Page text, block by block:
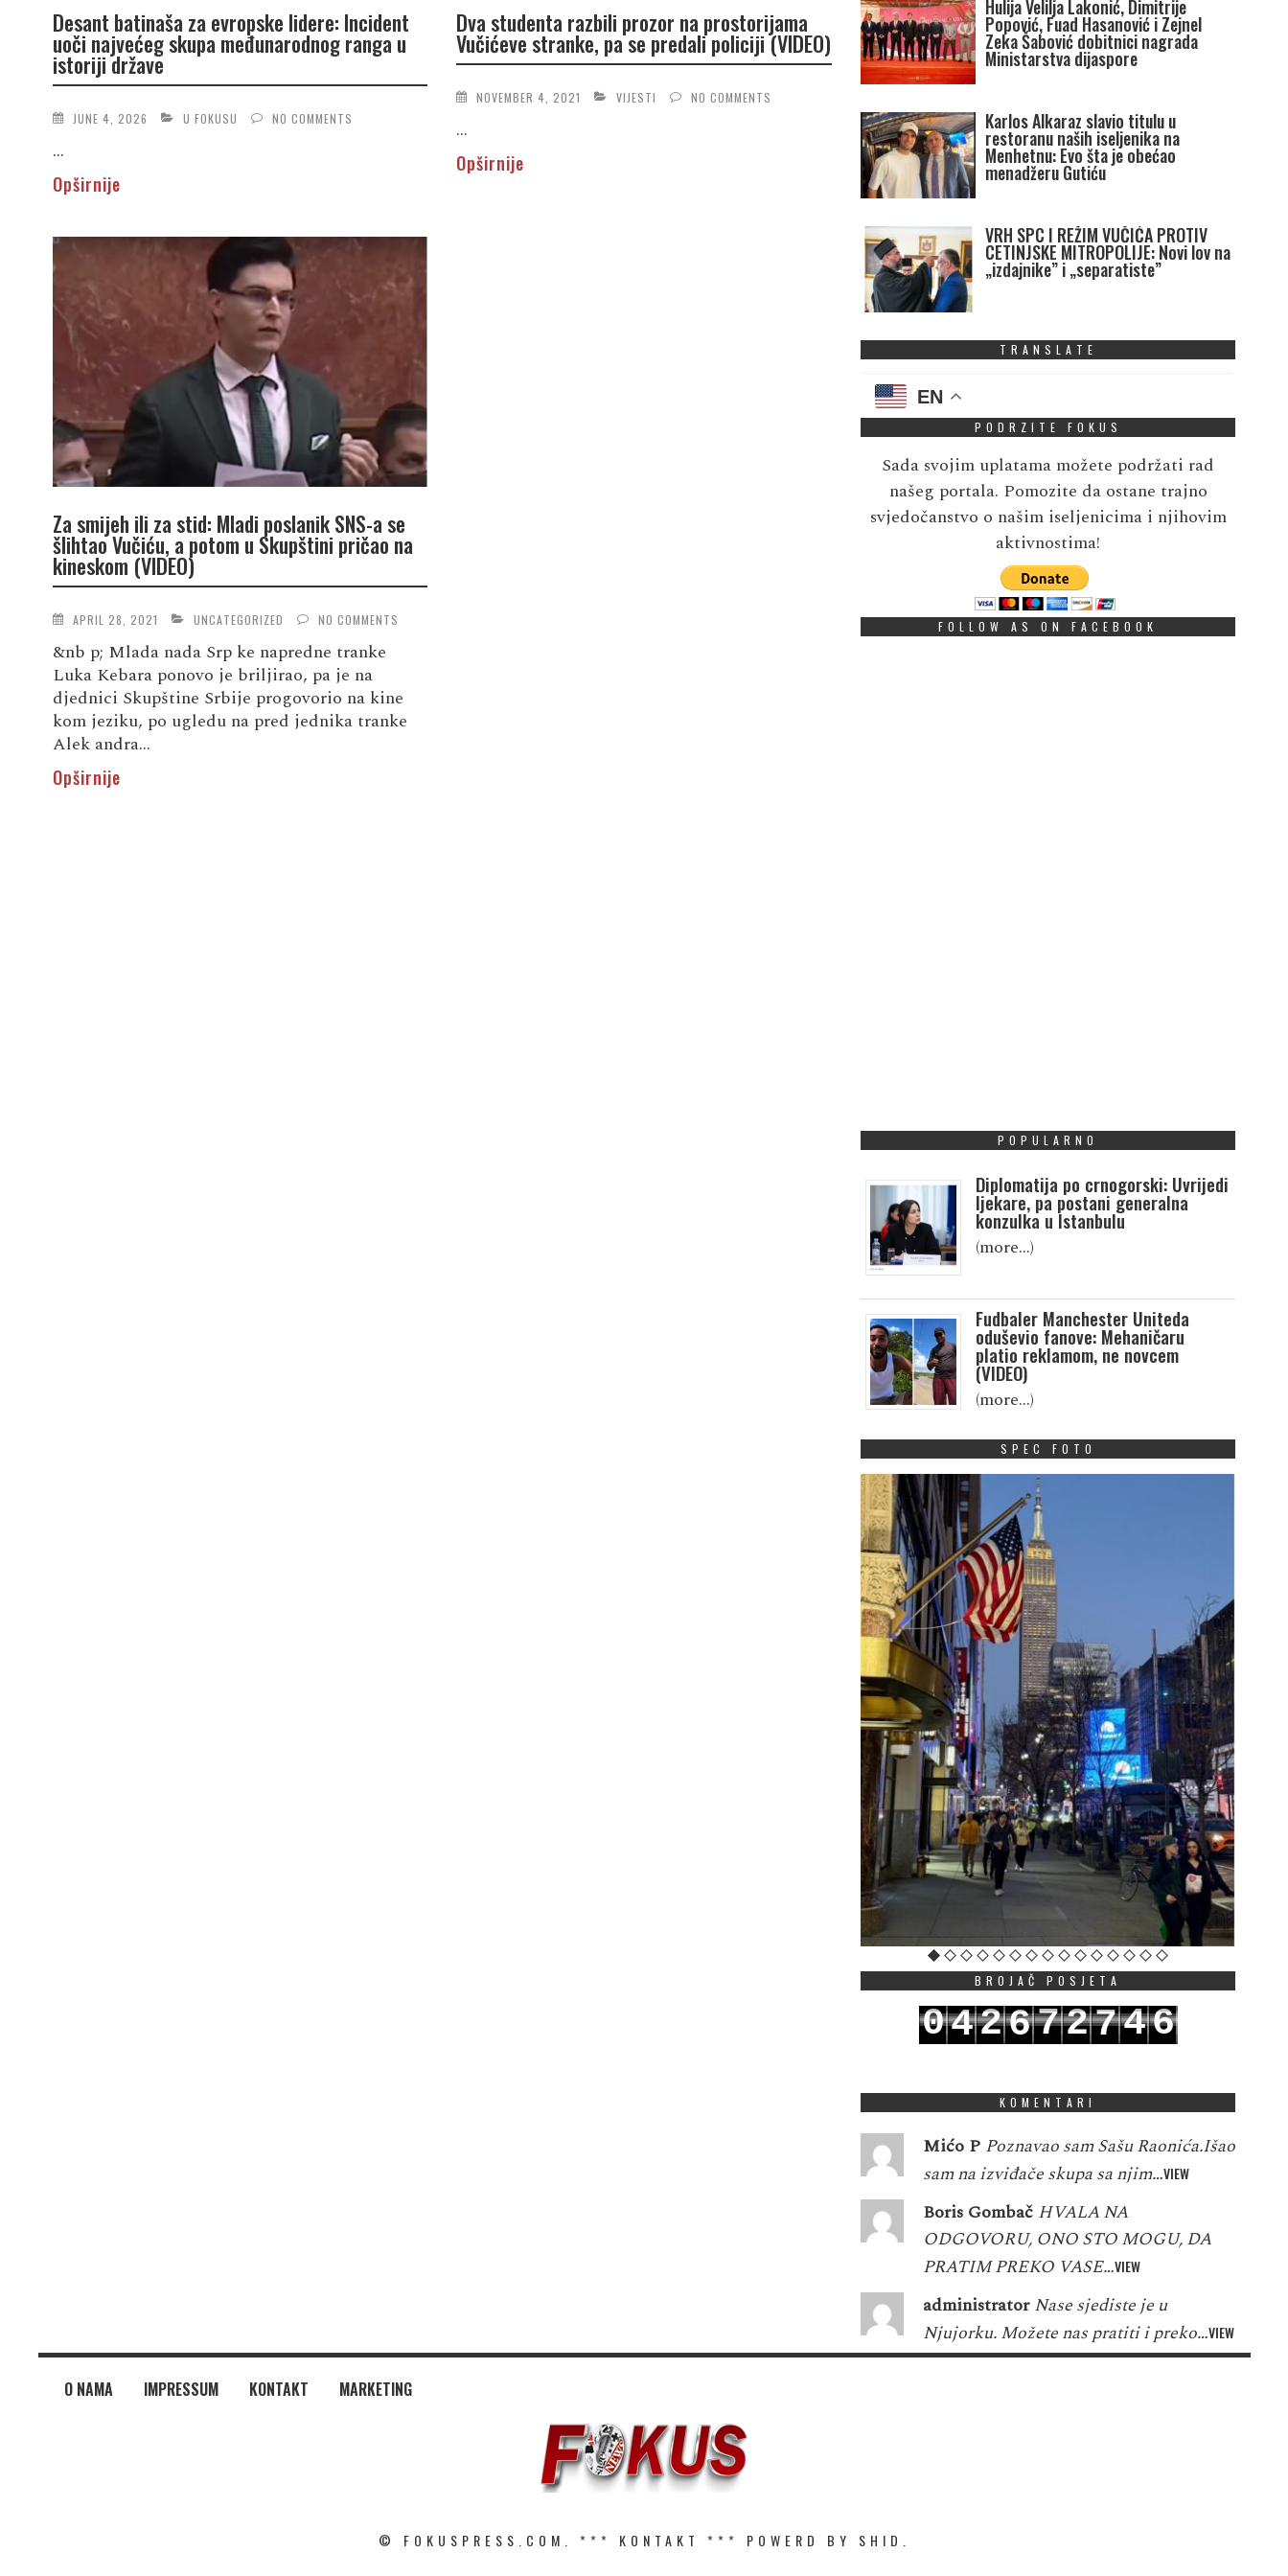
Desant batinaša za evropske lidere: Incident
uoči najvećeg skupa međunarodnog ranga u
istoriji države
JUNE 4, 2026 U FOKUSU NO COMMENTS
...
Opširnije
Dva studenta razbili prozor na prostorijama
Vučićeve stranke, pa se predali policiji (VIDEO)
NOVEMBER 4, 2021 VIJESTI NO COMMENTS
...
Opširnije
Za smijeh ili za stid: Mladi poslanik SNS-a se
šlihtao Vučiću, a potom u Skupštini pričao na
kineskom (VIDEO)
APRIL 28, 2021 UNCATEGORIZED NO COMMENTS
&nb p; Mlada nada Srp ke napredne tranke
Luka Kebara ponovo je briljirao, pa je na
djednici Skupštine Srbije progovorio na kine
kom jeziku, po ugledu na pred jednika tranke
Alek andra...
Opširnije
Hulija Velilja Lakonić, Dimitrije
Popović, Fuad Hasanović i Zejnel
Zeka Šabović dobitnici nagrada
Ministarstva dijaspore
Karlos Alkaraz slavio titulu u
restoranu naših iseljenika na
Menhetnu: Evo šta je obećao
menadžeru Gutiću
VRH SPC I REŽIM VUČIĆA PROTIV
CETINJSKE MITROPOLIJE: Novi lov na
„izdajnike” i „separatiste”
TRANSLATE
EN
PODRZITE FOKUS
Sada svojim uplatama možete podržati rad
našeg portala. Pomozite da ostane trajno
svjedočanstvo o našim iseljenicima i njihovim
aktivnostima!
FOLLOW AS ON FACEBOOK
POPULARNO
Diplomatija po crnogorski: Uvrijedi
ljekare, pa postani generalna
konzulka u Istanbulu
(more…)
Fudbaler Manchester Uniteda
oduševio fanove: Mehaničaru
platio reklamom, ne novcem
(VIDEO)
(more…)
SPEC FOTO
BROJAČ POSJETA
042672746
KOMENTARI
Mićo P Poznavao sam Sašu Raonića.Išao
sam na izviđače skupa sa njim…VIEW
Boris Gombač HVALA NA
ODGOVORU, ONO STO MOGU, DA
PRATIM PREKO VASE…VIEW
administrator Nase sjediste je u
Njujorku. Možete nas pratiti i preko…VIEW
O NAMA IMPRESSUM KONTAKT MARKETING
© FOKUSPRESS.COM. *** KONTAKT *** POWERD BY SHID.